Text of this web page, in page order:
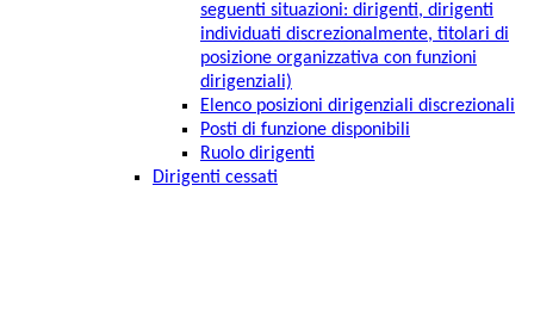
seguenti situazioni: dirigenti, dirigenti
individuati discrezionalmente, titolari di
posizione organizzativa con funzioni
dirigenziali)
Elenco posizioni dirigenziali discrezionali
Posti di funzione disponibili
Ruolo dirigenti
Dirigenti cessati